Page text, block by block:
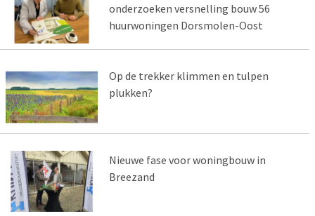
onderzoeken versnelling bouw 56
huurwoningen Dorsmolen-Oost
Op de trekker klimmen en tulpen
plukken?
Nieuwe fase voor woningbouw in
Breezand